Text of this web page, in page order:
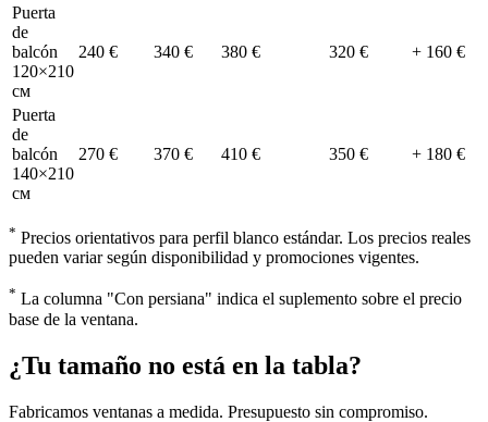
Puerta
de
balcón
120×210
см
240 € 340 € 380 € 320 € + 160 €
Puerta
de
balcón
140×210
см
270 € 370 € 410 € 350 € + 180 €
* Precios orientativos para perfil blanco estándar. Los precios reales
pueden variar según disponibilidad y promociones vigentes.
* La columna "Con persiana" indica el suplemento sobre el precio
base de la ventana.
¿Tu tamaño no está en la tabla?
Fabricamos ventanas a medida. Presupuesto sin compromiso.